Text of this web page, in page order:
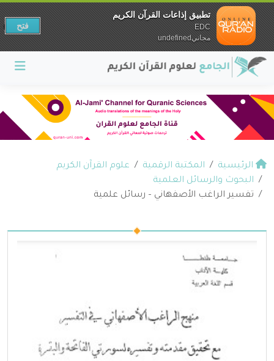
الرئيسية المكتبة الرقمية
علوم القرآن الكريم
البحوث والرسائل العلمية
تفسير الراغب الأصفهاني – رسائل علمية
تطبيق إذاعات القرآن الكريم
EDC
مجانيundefined
فتح